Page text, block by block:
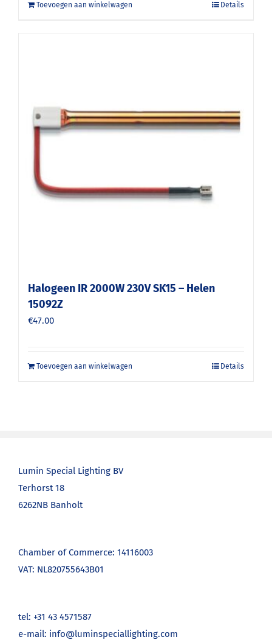
Toevoegen aan winkelwagen Details
Halogeen IR 2000W 230V SK15 – Helen
15092Z
€47.00
Toevoegen aan winkelwagen Details
Lumin Special Lighting BV
Terhorst 18
6262NB Banholt
Chamber of Commerce: 14116003
VAT: NL820755643B01
tel: +31 43 4571587
e-mail: info@luminspeciallighting.com